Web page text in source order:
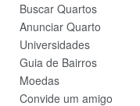
Buscar Quartos
Anunciar Quarto
Universidades
Guia de Bairros
Moedas
Convide um amigo